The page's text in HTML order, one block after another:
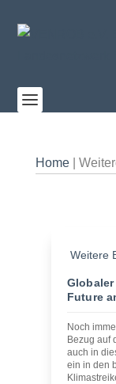
Home|
Weitere
Future
Noch
Bezug auf
auch in
ein in den